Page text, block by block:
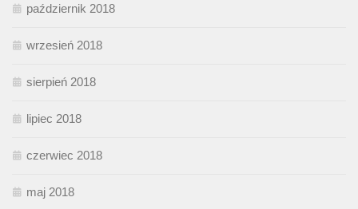
październik 2018
wrzesień 2018
sierpień 2018
lipiec 2018
czerwiec 2018
maj 2018